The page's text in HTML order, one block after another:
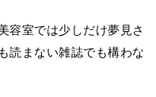
容室では少しだけ夢見さ
読まない雑誌でも構わな